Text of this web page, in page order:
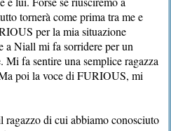
tornerà come prima tra me e
per la mia situazione
a Niall mi fa sorridere per un
fa sentire una semplice ragazza
poi la voce di FURIOUS, mi
di cui abbiamo conosciuto